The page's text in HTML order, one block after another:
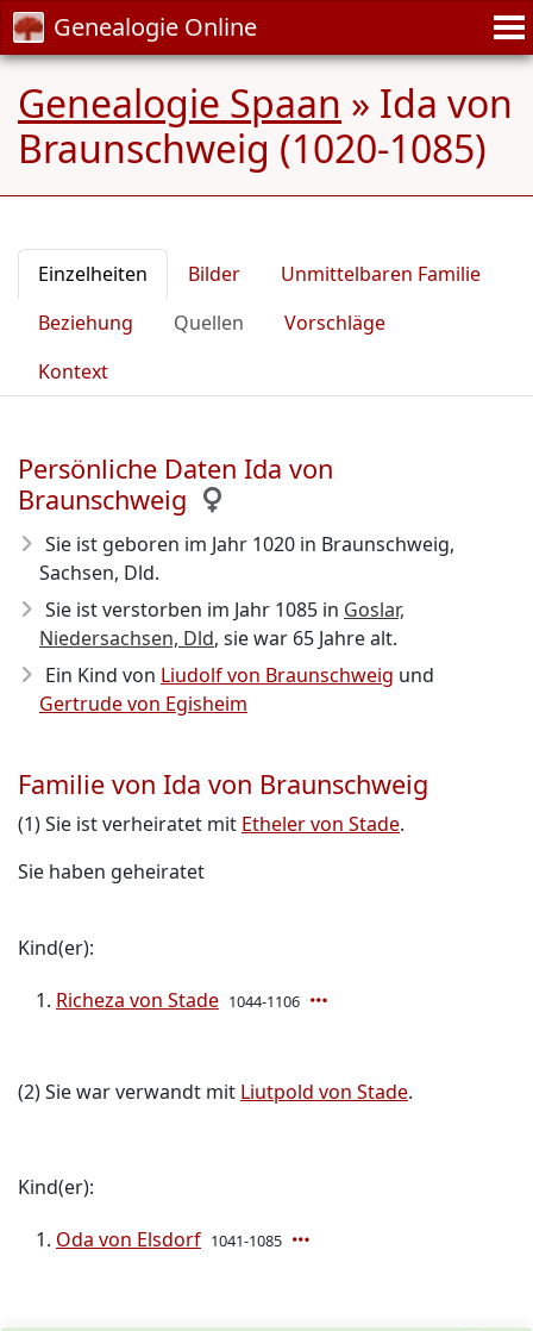
Genealogie Online
Genealogie Spaan » Ida von
Braunschweig (1020-1085)
Einzelheiten Bilder
Unmittelbaren Familie
Beziehung
Quellen
Vorschläge
Kontext
Persönliche Daten Ida von
Braunschweig
Sie ist geboren im Jahr 1020 in Braunschweig,
Sachsen, Dld.
Sie ist verstorben im Jahr 1085 in Goslar,
Niedersachsen, Dld, sie war 65 Jahre alt.
Ein Kind von Liudolf von Braunschweig und
Gertrude von Egisheim
Familie von Ida von Braunschweig
(1) Sie ist verheiratet mit Etheler von Stade.
Sie haben geheiratet
Kind(er):
Richeza von Stade 1044-1106
(2) Sie war verwandt mit Liutpold von Stade.
Kind(er):
Oda von Elsdorf 1041-1085